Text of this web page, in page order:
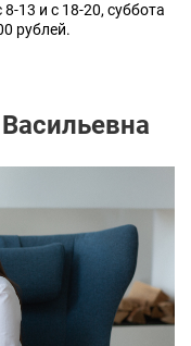
13 и с 18-20, суббота
рублей.